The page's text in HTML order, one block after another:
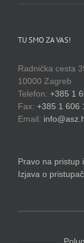
TU SMO ZA VAS!
Radnička cesta
10000 Zagreb
Telefon: +385 1
Fax: +385 1 606
Email:
Pravo na pristup
Izjava o